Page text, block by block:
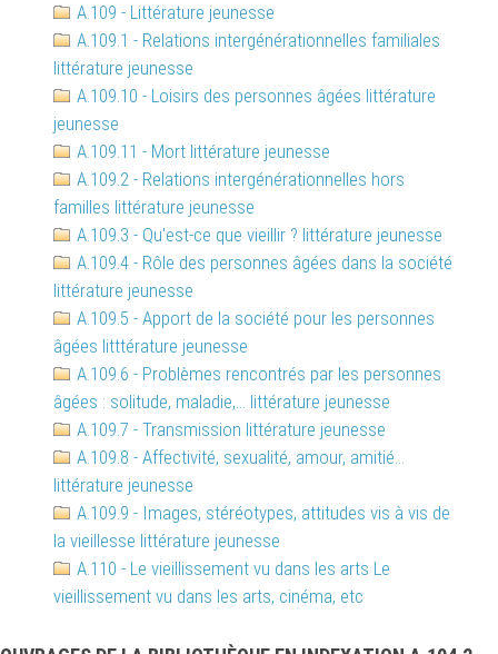
A.109 - Littérature jeunesse
A.109.1 - Relations intergénérationnelles familiales
littérature jeunesse
A.109.10 - Loisirs des personnes âgées littérature
jeunesse
A.109.11 - Mort littérature jeunesse
A.109.2 - Relations intergénérationnelles hors
familles littérature jeunesse
A.109.3 - Qu'est-ce que vieillir ? littérature jeunesse
A.109.4 - Rôle des personnes âgées dans la société
littérature jeunesse
A.109.5 - Apport de la société pour les personnes
âgées litttérature jeunesse
A.109.6 - Problèmes rencontrés par les personnes
âgées : solitude, maladie,... littérature jeunesse
A.109.7 - Transmission littérature jeunesse
A.109.8 - Affectivité, sexualité, amour, amitié...
littérature jeunesse
A.109.9 - Images, stéréotypes, attitudes vis à vis de
la vieillesse littérature jeunesse
A.110 - Le vieillissement vu dans les arts Le
vieillissement vu dans les arts, cinéma, etc